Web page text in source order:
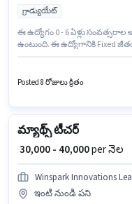
గ్రాడ్యుయేట్
ఈ ఉద్యోగం 0 - 6 ఏళ్లు సంవత్సరాల
ఉంటుంది. ఈ ఉద్యోగానికి Fixed
డిగ్రీ/సర్టిఫికెట్ కలిగి ఉండాలి.
Posted 8 రోజులు క్రితం
మ్యాథ్స్ టీచర్
₹ 30,000 - 40,000per నెల
Winspark Innovations
ఇంటి నుండి పని